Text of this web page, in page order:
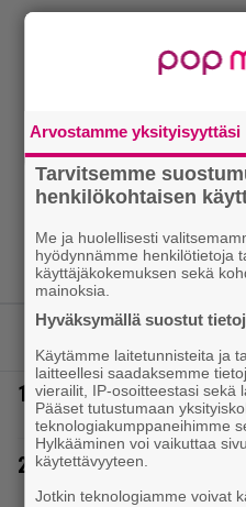
1.
Poliisilla tehovalvonta –
kauan kestää
2.
Tältä näyttää Vappu
Arvostamme yksityisyyttäsi
Tarvitsemme
henkilökohtaisen
Me ja huolellisesti
hyödynnämme henkilötietoja
käyttäjäkokemuksen sekä
mainoksia.
Hyväksymällä suostut
Käytämme laitetunnisteita ja
laitteellesi saadaksemme
vierailit, IP-osoitteestasi sekä
Pääset tutustumaan
teknologiakumppaneihimme
Hylkääminen voi vaikuttaa
käytettävyyteen.
Jotkin teknologiamme voivat